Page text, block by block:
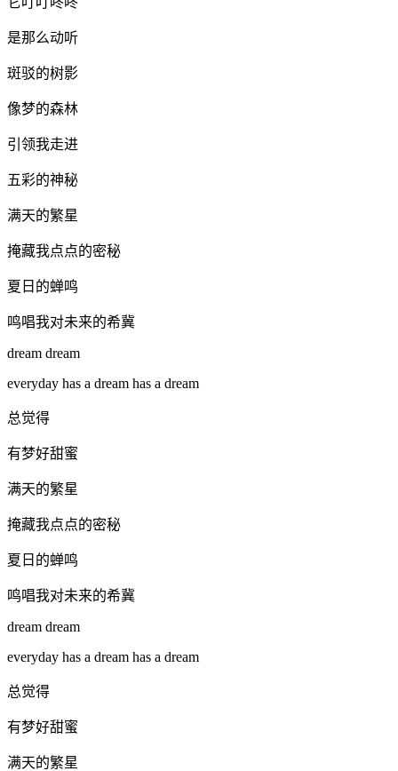
是那么动听
斑驳的树影
像梦的森林
引领我走进
五彩的神秘
满天的繁星
掩藏我点点的密秘
夏日的蝉鸣
鸣唱我对未来的希冀
dream dream
everyday has a dream has a dream
总觉得
有梦好甜蜜
满天的繁星
掩藏我点点的密秘
夏日的蝉鸣
鸣唱我对未来的希冀
dream dream
everyday has a dream has a dream
总觉得
有梦好甜蜜
满天的繁星